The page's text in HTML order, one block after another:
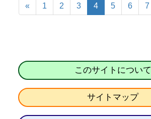
« 1 2 3 4 5 6 7
このサイトについて
サイトマップ